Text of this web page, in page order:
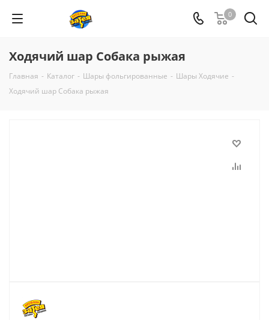
0
Ходячий шар Собака рыжая
Главная - Каталог - Шары фольгированные - Шары Ходячие -
Ходячий шар Собака рыжая